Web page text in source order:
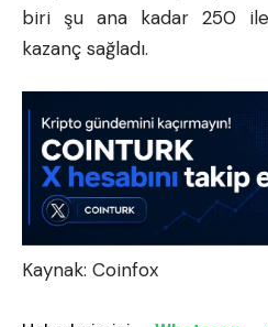
biri şu ana kadar 250
kazanç sağladı.
Kaynak: Coinfox